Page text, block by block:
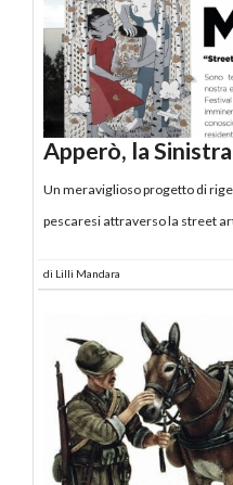
Apperò, la
Un meraviglioso progetto di
pescaresi attraverso la street
di Lilli Mandara